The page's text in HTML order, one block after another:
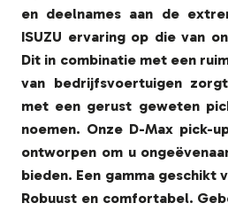
en deelnames aan de
ISUZU ervaring op die van
Dit in combinatie met een
van bedrijfsvoertuigen
met een gerust geweten
noemen. Onze D-Max pick-
ontworpen om u
bieden. Een gamma geschikt
Robuust en comfortabel.